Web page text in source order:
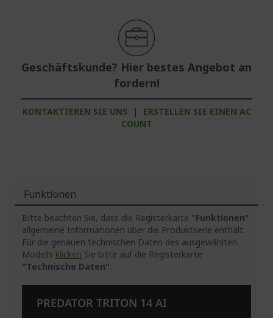
Geschäftskunde? Hier bestes Angebot an
fordern!
KONTAKTIEREN SIE UNS |
ERSTELLEN SIE EINEN AC
COUNT
Funktionen
Bitte beachten Sie, dass die Registerkarte "Funktionen"
allgemeine Informationen über die Produktserie enthält.
Für die genauen technischen Daten des ausgewählten
Modells klicken Sie bitte auf die Registerkarte
"Technische Daten".